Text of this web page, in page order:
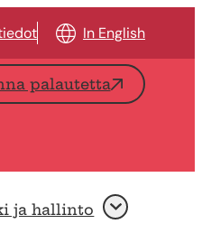
In English
palautetta
ja hallinto Avaa